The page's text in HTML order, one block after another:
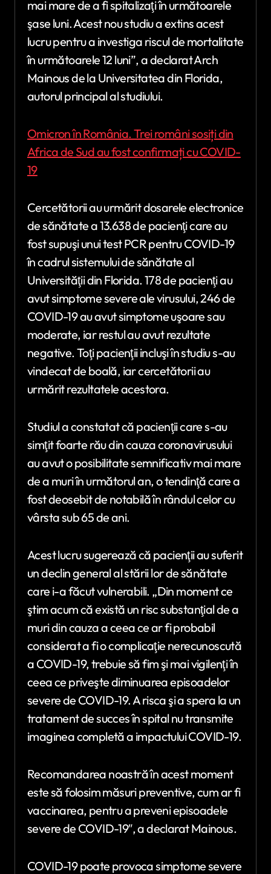
mai mare de a fi spitalizaţi în următoarele
şase luni. Acest nou studiu a extins acest
lucru pentru a investiga riscul de mortalitate
în următoarele 12 luni”, a declarat Arch
Mainous de la Universitatea din Florida,
autorul principal al studiului.
Omicron în România. Trei români sosiți din
Africa de Sud au fost confirmați cu COVID-
19
Cercetătorii au urmărit dosarele electronice
de sănătate a 13.638 de pacienţi care au
fost supuşi unui test PCR pentru COVID-19
în cadrul sistemului de sănătate al
Universităţii din Florida. 178 de pacienţi au
avut simptome severe ale virusului, 246 de
COVID-19 au avut simptome uşoare sau
moderate, iar restul au avut rezultate
negative. Toţi pacienţii incluşi în studiu s-au
vindecat de boală, iar cercetătorii au
urmărit rezultatele acestora.
Studiul a constatat că pacienţii care s-au
simţit foarte rău din cauza coronavirusului
au avut o posibilitate semnificativ mai mare
de a muri în următorul an, o tendinţă care a
fost deosebit de notabilă în rândul celor cu
vârsta sub 65 de ani.
Acest lucru sugerează că pacienţii au suferit
un declin general al stării lor de sănătate
care i-a făcut vulnerabili. „Din moment ce
ştim acum că există un risc substanţial de a
muri din cauza a ceea ce ar fi probabil
considerat a fi o complicaţie nerecunoscută
a COVID-19, trebuie să fim şi mai vigilenţi în
ceea ce priveşte diminuarea episoadelor
severe de COVID-19. A risca şi a spera la un
tratament de succes în spital nu transmite
imaginea completă a impactului COVID-19.
Recomandarea noastră în acest moment
este să folosim măsuri preventive, cum ar fi
vaccinarea, pentru a preveni episoadele
severe de COVID-19″, a declarat Mainous.
COVID-19 poate provoca simptome severe